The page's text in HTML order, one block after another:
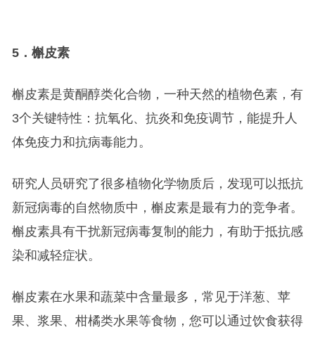
5．槲皮素
槲皮素是黄酮醇类化合物，一种天然的植物色素，有
3个关键特性：抗氧化、抗炎和免疫调节，能提升人
体免疫力和抗病毒能力。
研究人员研究了很多植物化学物质后，发现可以抵抗
新冠病毒的自然物质中，槲皮素是最有力的竞争者。
槲皮素具有干扰新冠病毒复制的能力，有助于抵抗感
染和减轻症状。
槲皮素在水果和蔬菜中含量最多，常见于洋葱、苹
果、浆果、柑橘类水果等食物，您可以通过饮食获得